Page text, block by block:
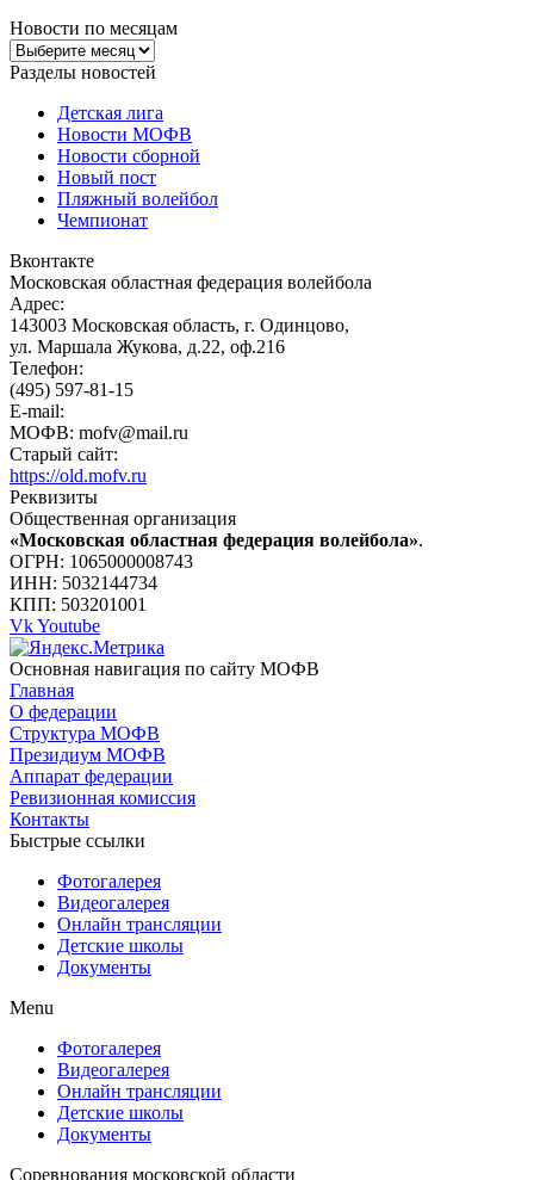
Новости по месяцам
Новости
по
Разделы новостей
Детская лига
Новости МОФВ
Новости сборной
Новый пост
Пляжный волейбол
Чемпионат
Вконтакте
Московская областная федерация волейбола
Адрес:
143003 Московская область, г. Одинцово,
ул. Маршала Жукова, д.22, оф.216
Телефон:
(495) 597-81-15
E-mail:
МОФВ: mofv@mail.ru
Старый сайт:
https://old.mofv.ru
Реквизиты
Общественная организация
«Московская областная федерация волейбола».
ОГРН: 1065000008743
ИНН: 5032144734
КПП: 503201001
VkYoutube
Основная навигация по сайту МОФВ
Главная
О федерации
Структура МОФВ
Президиум МОФВ
Аппарат федерации
Ревизионная комиссия
Контакты
Быстрые ссылки
Фотогалерея
Видеогалерея
Онлайн трансляции
Детские школы
Документы
Menu
Фотогалерея
Видеогалерея
Онлайн трансляции
Детские школы
Документы
Соревнования московской области